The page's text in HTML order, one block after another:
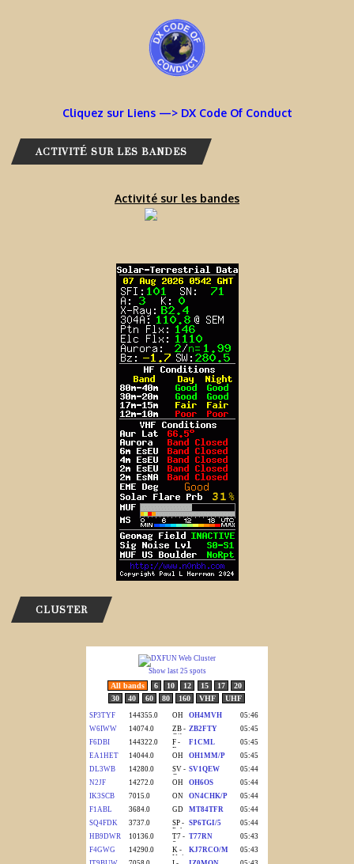
Cliquez sur Liens —> DX Code Of Conduct
ACTIVITÉ SUR LES BANDES
Activité sur les bandes
CLUSTER